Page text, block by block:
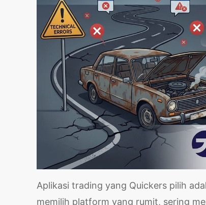
Aplikasi trading yang Quickers pilih
memilih platform yang rumit, sering